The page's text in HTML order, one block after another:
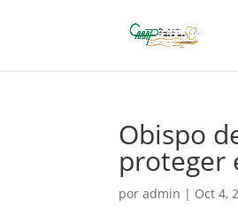
Obispo
proteger
poradmin | Oct 4,